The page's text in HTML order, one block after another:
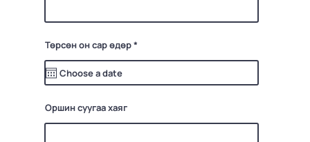
Төрсөн он сар өдөр*
q
r
Оршин суугаа хаяг